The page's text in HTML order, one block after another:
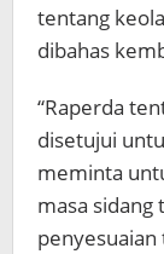
tentang
dibahas
“Raperda
disetujui
meminta
masa sidang
penyesuaian